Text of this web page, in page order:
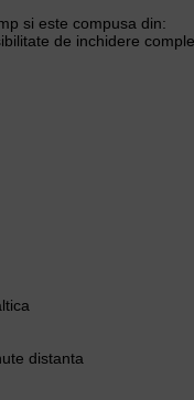
si este compusa din:
de inchidere
distanta